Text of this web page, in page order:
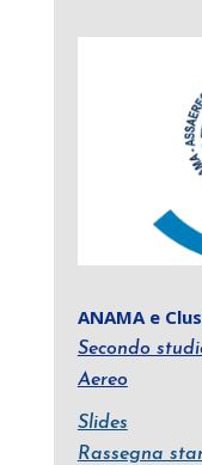
ANAMA e
Secondo
Aereo
Slides
Rassegna